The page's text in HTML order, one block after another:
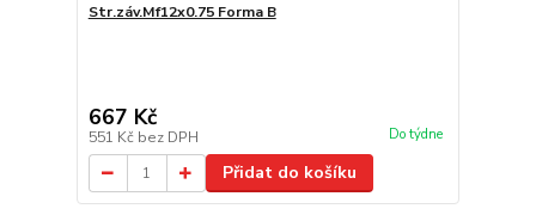
Str.záv.Mf12x0.75 Forma B
667 Kč
551 Kč bez DPH Do týdne
Přidat do košíku